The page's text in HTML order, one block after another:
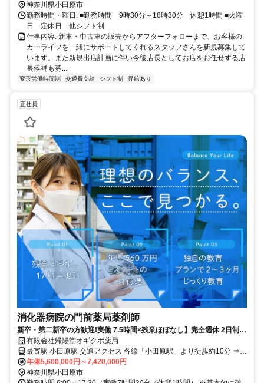
神奈川県小田原市
勤務時間・曜日: ■勤務時間 9時30分～18時30分 休憩1時間 ■火曜
日 定休日 他シフト制
仕事内容: 新車・中古車の販売からアフターフォローまで、お客様の
カーライフを一緒にサポートしてくれるスタッフさんを新規募集して
います。また新規出店計画に伴い今後店長としてお店をお任せする店
長候補も募...
変形労働時間制 交通費支給 シフト制 昇給あり
正社員
消化器病院の門前薬局薬剤師
新卒・第二新卒の方歓迎!実働 7.5時間×残業ほぼなし】完全週休 2日制で
プライベートも大切に働ける!
有限会社帰陽堂オギクボ薬局
最寄駅 小田原駅 交通アクセス 各線「小田原駅」より徒歩約10分 ⇒バ
イク通勤OK！
年俸5,600,000円～7,420,000円
神奈川県小田原市